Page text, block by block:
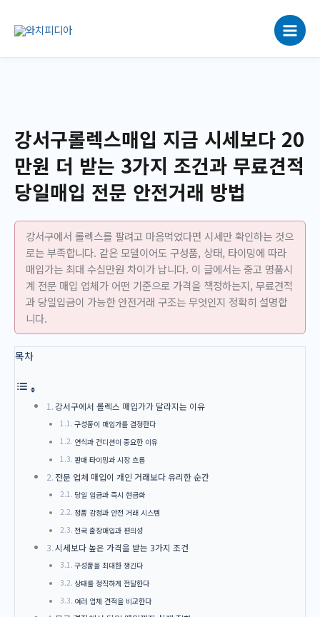
로
강서구롤렉스매입 지금 시세보다 20
만원 더 받는 3가지 조건과 무료견적
당일매입 전문 안전거래 방법
강서구에서 롤렉스를 팔려고 마음먹었다면 시세만 확인하는 것으
로는 부족합니다. 같은 모델이어도 구성품, 상태, 타이밍에 따라
매입가는 최대 수십만원 차이가 납니다. 이 글에서는 중고 명품시
계 전문 매입 업체가 어떤 기준으로 가격을 책정하는지, 무료견적
과 당일입금이 가능한 안전거래 구조는 무엇인지 정확히 설명합
니다.
목차
강서구에서 롤렉스 매입가가 달라지는 이유
구성품이 매입가를 결정한다
연식과 컨디션이 중요한 이유
판매 타이밍과 시장 흐름
전문 업체 매입이 개인 거래보다 유리한 순간
당일 입금과 즉시 현금화
정품 감정과 안전 거래 시스템
전국 출장매입과 편의성
시세보다 높은 가격을 받는 3가지 조건
구성품을 최대한 챙긴다
상태를 정직하게 전달한다
여러 업체 견적을 비교한다